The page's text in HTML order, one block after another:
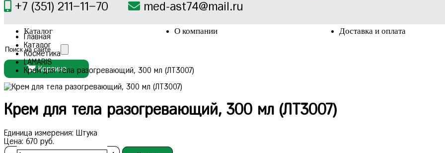
+7 (351) 211–11–70 med-ast74@mail.ru
Каталог О компании Доставка и оплата
Корзина
Главная
Каталог
Косметика
LAMARIS
Крем для тела разогревающий, 300 мл (ЛТ3007)
Крем для тела разогревающий, 300 мл (ЛТ3007)
Единица измерения: Штука
Цена: 670 руб.